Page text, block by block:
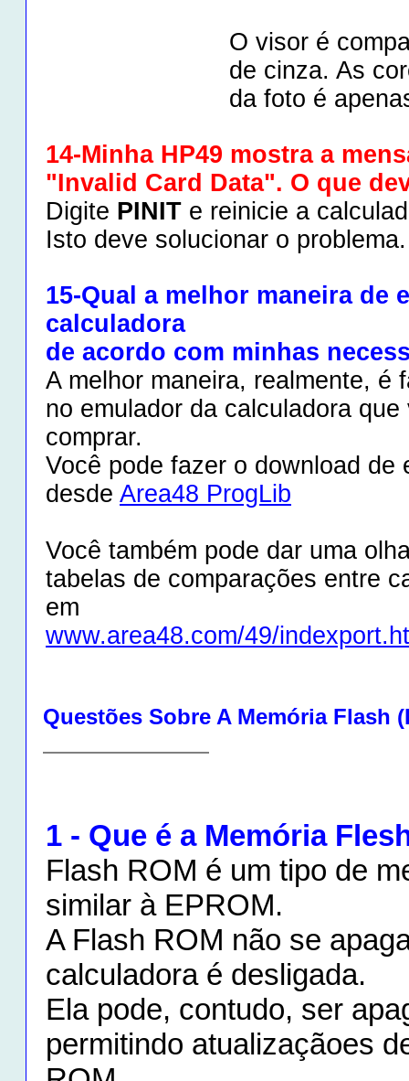
O visor é
de cinza. As
da foto é
14-Minha HP49 mostra a
"Invalid Card Data". O que
Digite PINIT e reinicie a
Isto deve solucionar o problema.
15-Qual a melhor maneira de
calculadora
de acordo com minhas
A melhor maneira, realmente, é
no emulador da calculadora
comprar.
Você pode fazer o download de
desde Area48 ProgLib
Você também pode dar uma
tabelas de comparações entre
em
www.area48.com/49/
Questões Sobre A Memória Flash
1 - Que é a Memória
Flash ROM é um tipo de
similar à EPROM.
A Flash ROM não se
calculadora é desligada.
Ela pode, contudo, ser
permitindo atualizaçãoes